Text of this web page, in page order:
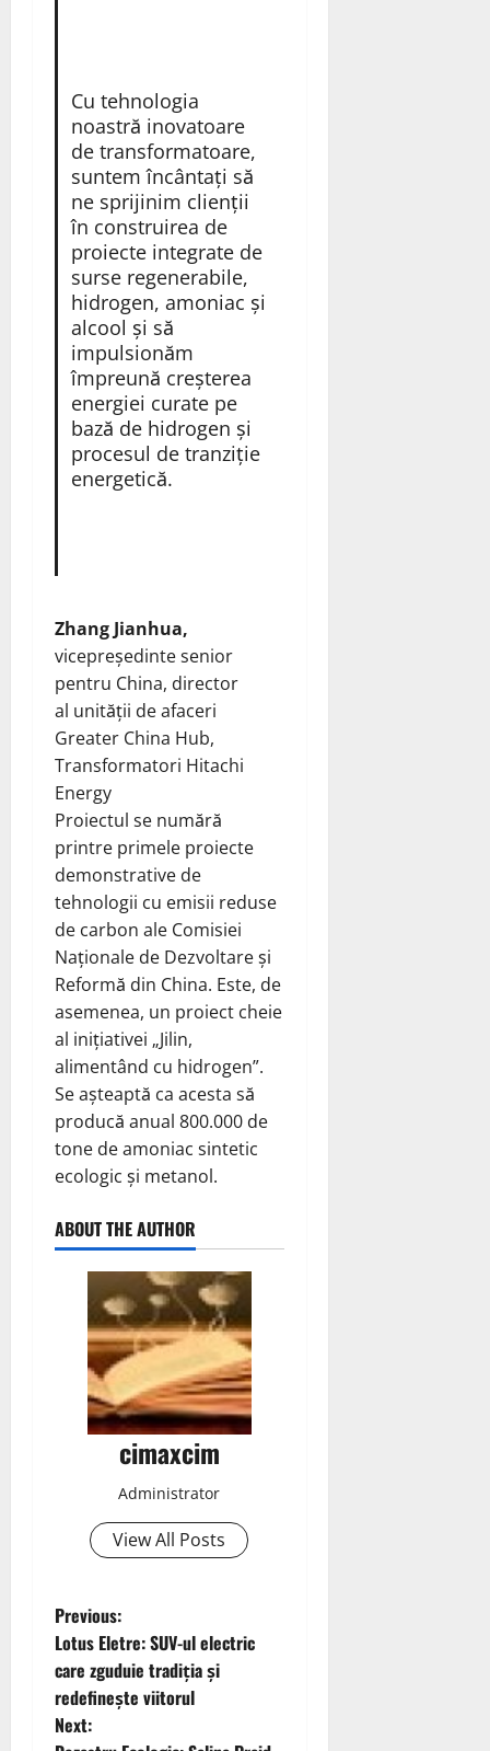
Cu tehnologia
noastră inovatoare
de transformatoare,
suntem încântați să
ne sprijinim clienții
în construirea de
proiecte integrate de
surse regenerabile,
hidrogen, amoniac și
alcool și să
impulsionăm
împreună creșterea
energiei curate pe
bază de hidrogen și
procesul de tranziție
energetică.
Zhang Jianhua,
vicepreședinte senior
pentru China, director
al unității de afaceri
Greater China Hub,
Transformatori Hitachi
Energy
Proiectul se numără
printre primele proiecte
demonstrative de
tehnologii cu emisii reduse
de carbon ale Comisiei
Naționale de Dezvoltare și
Reformă din China. Este, de
asemenea, un proiect cheie
al inițiativei „Jilin,
alimentând cu hidrogen”.
Se așteaptă ca acesta să
producă anual 800.000 de
tone de amoniac sintetic
ecologic și metanol.
ABOUT THE AUTHOR
cimaxcim
Administrator
View All Posts
P
o
s
Previous:
Lotus Eletre: SUV-ul electric
care zguduie tradiția și
redefinește viitorul
Next: